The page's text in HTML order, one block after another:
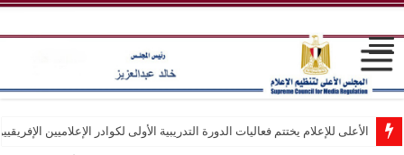
الأعلى للإعلام يختتم فعاليات الدورة التدريبية الأولى لكوادر الإعلاميين